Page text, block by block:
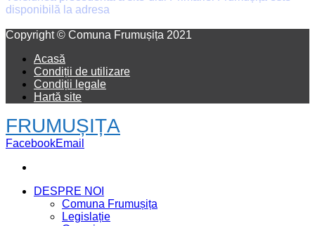
disponibilă la adresa
Copyright © Comuna Frumușița 2021
Acasă
Condiții de utilizare
Condiții legale
Hartă site
FRUMUȘIȚA
FacebookEmail
DESPRE NOI
Comuna Frumușița
Legislație